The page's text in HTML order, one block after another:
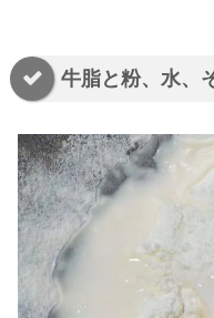
牛脂と粉、水、